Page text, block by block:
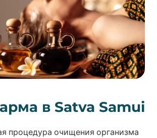
в Satva Samui
процедура очищения организма